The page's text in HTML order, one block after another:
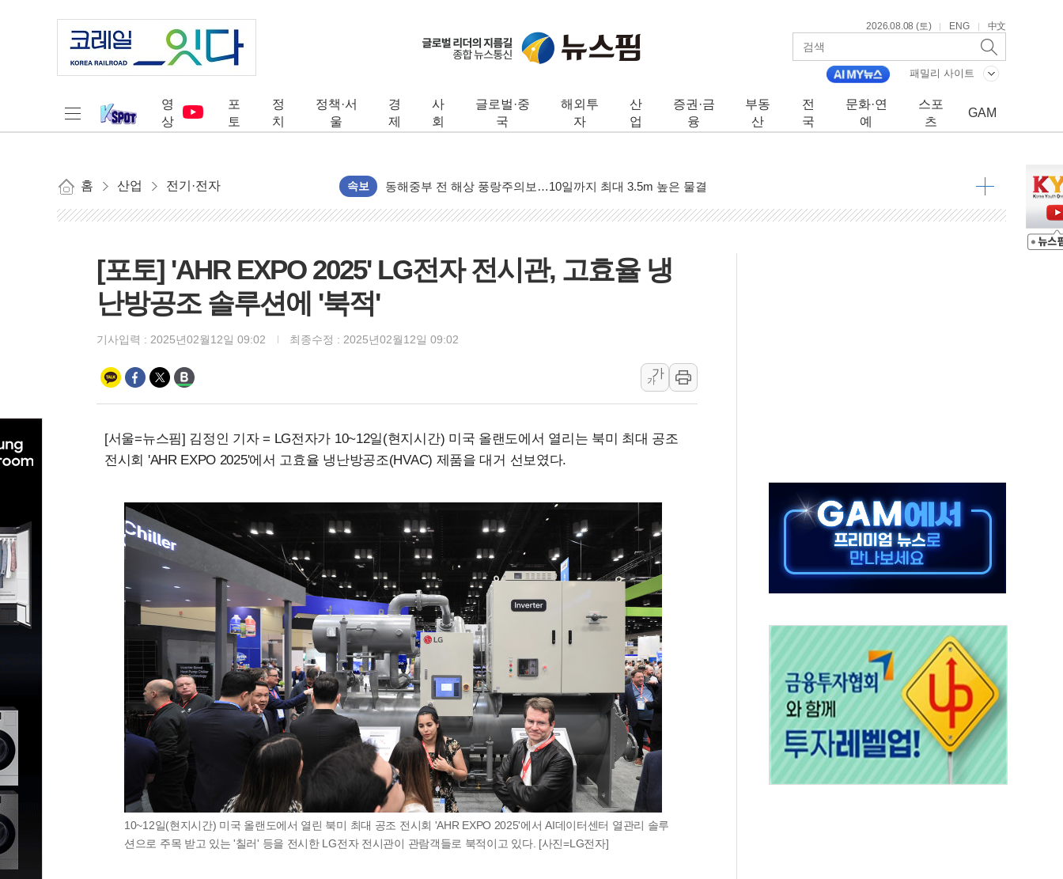
2026.08.08 (토) | ENG | 中文
패밀리 사이트
영
상
포
토
정
치
정책·서
울
경
제
사
회
글로벌·중
국
해외투
자
산
업
증권·금
융
부동
산
전
국
문화·연
예
스포
츠
GAM
홈 산업 전기·전자 속보
연일 폭염에 온열질환 사망 23명…정부, 비상대응기구 가동
中 전방위 아파트 부양, 수도 베이징도 부동산 규제 철폐
동해시, 11~14일 '별똥별 멍' 운영…페르세우스 유성우 관측
강원 중·남부 동해안 시간당 50mm 이상 폭우…호우경보 발효
'호우 특보' 경북 울진 시간당 20~30mm 강한 비...가뭄 해소될 듯
충북 주말 무더위 지속…청주·진천 35도, 곳곳 소나기
10월 보완수사권 폐지·공소청 출범…피해자들 '범죄 사각지대' 우려
민주당, 오늘 제주·인천 경선 발표...김민석 '재역전' vs 정청래 '격차 확대'
뉴욕증시, 고용 쇼크에 금리 인상 우려 후퇴…S&P500 최고치
트럼프, 쿡 연준 이사 해임 재추진…"26일까지 의혹 소명" 요구
유럽증시, 美 고용 예상 밖 부진에 연준 금리 인상 가능성 낮아지며 상승… STOXX 600 지수는 나흘 연속 최고치
미 연준 매파 기세 꺾이나…고용 감소에 9월 동결 전망 우세
[포토] 'AHR EXPO 2025' LG전자 전시관, 고효율 냉
난방공조 솔루션에 '북적'
기사입력 : 2025년02월12일 09:02 최종수정 : 2025년02월12일 09:02
가
가
[서울=뉴스핌] 김정인 기자 = LG전자가 10~12일(현지시간) 미국 올랜도에서 열리는 북미 최대 공조
전시회 'AHR EXPO 2025'에서 고효율 냉난방공조(HVAC) 제품을 대거 선보였다.
10~12일(현지시간) 미국 올랜도에서 열린 북미 최대 공조 전시회 'AHR EXPO 2025'에서 AI데이터센터 열관리 솔루
션으로 주목 받고 있는 '칠러' 등을 전시한 LG전자 전시관이 관람객들로 북적이고 있다. [사진=LG전자]